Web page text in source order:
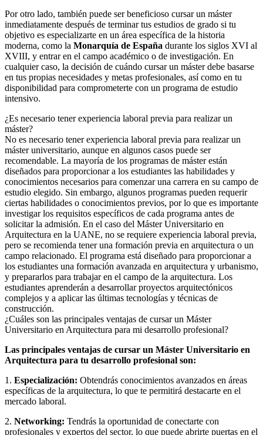
Por otro lado, también puede ser beneficioso cursar un máster
inmediatamente después de terminar tus estudios de grado si tu
objetivo es especializarte en un área específica de la historia
moderna, como la Monarquía de España durante los siglos XVI al
XVIII, y entrar en el campo académico o de investigación. En
cualquier caso, la decisión de cuándo cursar un máster debe basarse
en tus propias necesidades y metas profesionales, así como en tu
disponibilidad para comprometerte con un programa de estudio
intensivo.
¿Es necesario tener experiencia laboral previa para realizar un
máster?
No es necesario tener experiencia laboral previa para realizar un
máster universitario, aunque en algunos casos puede ser
recomendable. La mayoría de los programas de máster están
diseñados para proporcionar a los estudiantes las habilidades y
conocimientos necesarios para comenzar una carrera en su campo de
estudio elegido. Sin embargo, algunos programas pueden requerir
ciertas habilidades o conocimientos previos, por lo que es importante
investigar los requisitos específicos de cada programa antes de
solicitar la admisión. En el caso del Máster Universitario en
Arquitectura en la UANE, no se requiere experiencia laboral previa,
pero se recomienda tener una formación previa en arquitectura o un
campo relacionado. El programa está diseñado para proporcionar a
los estudiantes una formación avanzada en arquitectura y urbanismo,
y prepararlos para trabajar en el campo de la arquitectura. Los
estudiantes aprenderán a desarrollar proyectos arquitectónicos
complejos y a aplicar las últimas tecnologías y técnicas de
construcción.
¿Cuáles son las principales ventajas de cursar un Máster
Universitario en Arquitectura para mi desarrollo profesional?
Las principales ventajas de cursar un Máster Universitario en
Arquitectura para tu desarrollo profesional son:
1. Especialización: Obtendrás conocimientos avanzados en áreas
específicas de la arquitectura, lo que te permitirá destacarte en el
mercado laboral.
2. Networking: Tendrás la oportunidad de conectarte con
profesionales y expertos del sector, lo que puede abrirte puertas en el